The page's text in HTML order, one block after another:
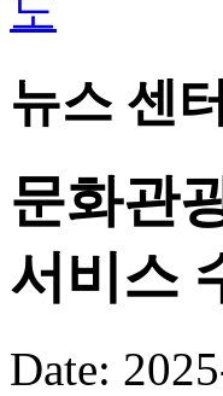
뉴스 센터
문화관
서비스
Date: